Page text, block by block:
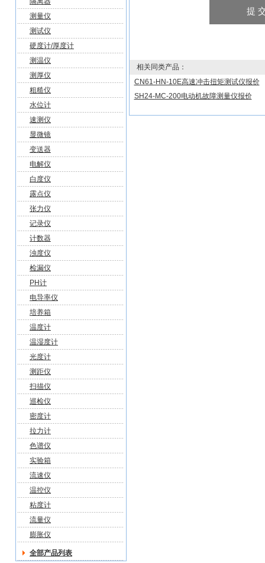
测量仪
测试仪
硬度计/厚度计
测温仪
测厚仪
粗糙仪
水位计
速测仪
显微镜
变送器
电解仪
白度仪
露点仪
张力仪
记录仪
计数器
浊度仪
检漏仪
PH计
电导率仪
培养箱
温度计
温湿度计
光度计
测距仪
扫描仪
巡检仪
密度计
拉力计
色谱仪
实验箱
流速仪
温控仪
粘度计
流量仪
膨胀仪
全部产品列表
相关同类产品：
CN61-HN-10E高速冲击扭矩测试仪报价
SH24-MC-200电动机故障测量仪报价